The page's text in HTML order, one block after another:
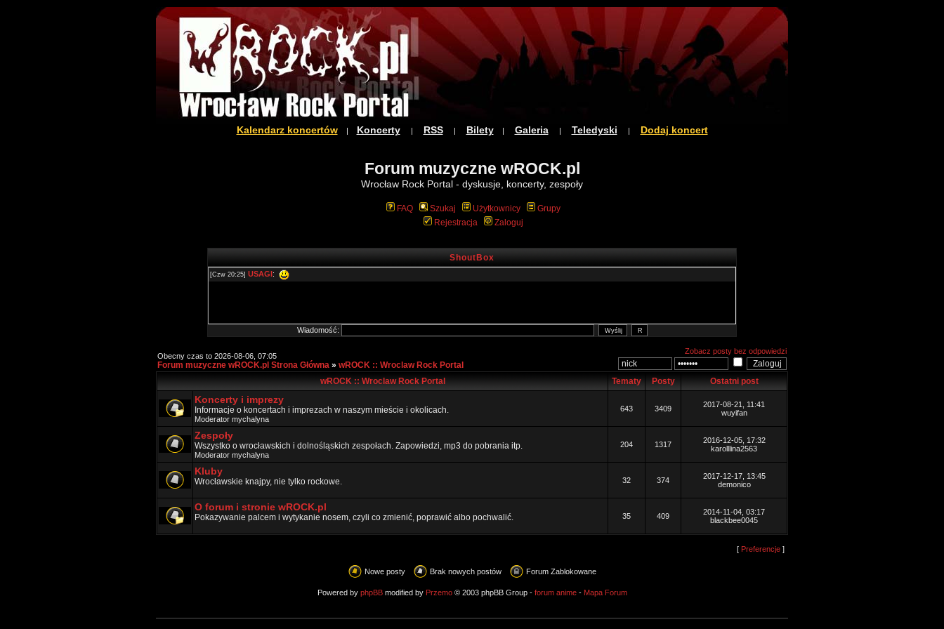
Kalendarz koncertów| Koncerty| RSS| Bilety| Galeria| Teledyski | Dodaj koncert
Forum muzyczne wROCK.pl
Wrocław Rock Portal - dyskusje, koncerty, zespoły
FAQ Szukaj Użytkownicy
Grupy
Rejestracja
Zaloguj
ShoutBox
Wiadomość:
Obecny czas to 2026-08-06, 07:05
Forum muzyczne wROCK.pl Strona Główna » wROCK :: Wroclaw Rock Portal
Zobacz posty bez odpowiedzi
wROCK :: Wroclaw Rock Portal Tematy Posty Ostatni post
Koncerty i imprezy
Informacje o koncertach i imprezach w naszym mieście i okolicach.
Moderator mychalyna
643 3409
2017-08-21, 11:41
wuyifan
Zespoły
Wszystko o wrocławskich i dolnośląskich zespołach. Zapowiedzi, mp3 do pobrania itp.
Moderator mychalyna
204 1317
2016-12-05, 17:32
karolllina2563
Kluby
Wrocławskie knajpy, nie tylko rockowe. 32 374
2017-12-17, 13:45
demonico
O forum i stronie wROCK.pl
Pokazywanie palcem i wytykanie nosem, czyli co zmienić, poprawić albo pochwalić. 35 409
2014-11-04, 03:17
blackbee0045
[ Preferencje ]
Nowe posty Brak nowych postów Forum Zablokowane
Powered by phpBBmodified by Przemo© 2003 phpBB Group - forum anime- Mapa Forum